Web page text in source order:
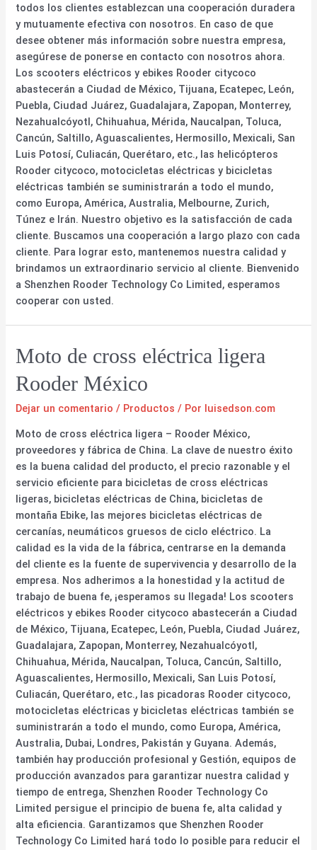
todos los clientes establezcan una cooperación duradera
y mutuamente efectiva con nosotros. En caso de que
desee obtener más información sobre nuestra empresa,
asegúrese de ponerse en contacto con nosotros ahora.
Los scooters eléctricos y ebikes Rooder citycoco
abastecerán a Ciudad de México, Tijuana, Ecatepec, León,
Puebla, Ciudad Juárez, Guadalajara, Zapopan, Monterrey,
Nezahualcóyotl, Chihuahua, Mérida, Naucalpan, Toluca,
Cancún, Saltillo, Aguascalientes, Hermosillo, Mexicali, San
Luis Potosí, Culiacán, Querétaro, etc., las helicópteros
Rooder citycoco, motocicletas eléctricas y bicicletas
eléctricas también se suministrarán a todo el mundo,
como Europa, América, Australia, Melbourne, Zurich,
Túnez e Irán. Nuestro objetivo es la satisfacción de cada
cliente. Buscamos una cooperación a largo plazo con cada
cliente. Para lograr esto, mantenemos nuestra calidad y
brindamos un extraordinario servicio al cliente. Bienvenido
a Shenzhen Rooder Technology Co Limited, esperamos
cooperar con usted.
Moto de cross eléctrica ligera
Rooder México
Dejar un comentario / Productos / Por luisedson.com
Moto de cross eléctrica ligera – Rooder México,
proveedores y fábrica de China. La clave de nuestro éxito
es la buena calidad del producto, el precio razonable y el
servicio eficiente para bicicletas de cross eléctricas
ligeras, bicicletas eléctricas de China, bicicletas de
montaña Ebike, las mejores bicicletas eléctricas de
cercanías, neumáticos gruesos de ciclo eléctrico. La
calidad es la vida de la fábrica, centrarse en la demanda
del cliente es la fuente de supervivencia y desarrollo de la
empresa. Nos adherimos a la honestidad y la actitud de
trabajo de buena fe, ¡esperamos su llegada! Los scooters
eléctricos y ebikes Rooder citycoco abastecerán a Ciudad
de México, Tijuana, Ecatepec, León, Puebla, Ciudad Juárez,
Guadalajara, Zapopan, Monterrey, Nezahualcóyotl,
Chihuahua, Mérida, Naucalpan, Toluca, Cancún, Saltillo,
Aguascalientes, Hermosillo, Mexicali, San Luis Potosí,
Culiacán, Querétaro, etc., las picadoras Rooder citycoco,
motocicletas eléctricas y bicicletas eléctricas también se
suministrarán a todo el mundo, como Europa, América,
Australia, Dubai, Londres, Pakistán y Guyana. Además,
también hay producción profesional y Gestión, equipos de
producción avanzados para garantizar nuestra calidad y
tiempo de entrega, Shenzhen Rooder Technology Co
Limited persigue el principio de buena fe, alta calidad y
alta eficiencia. Garantizamos que Shenzhen Rooder
Technology Co Limited hará todo lo posible para reducir el